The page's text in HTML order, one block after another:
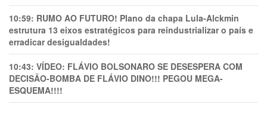
10:59: RUMO AO FUTURO! Plano da chapa Lula-Alckmin
estrutura 13 eixos estratégicos para reindustrializar o país e
erradicar desigualdades!
10:43: VÍDEO: FLÁVIO BOLSONARO SE DESESPERA COM
DECISÃO-BOMBA DE FLÁVIO DINO!!! PEGOU MEGA-
ESQUEMA!!!!